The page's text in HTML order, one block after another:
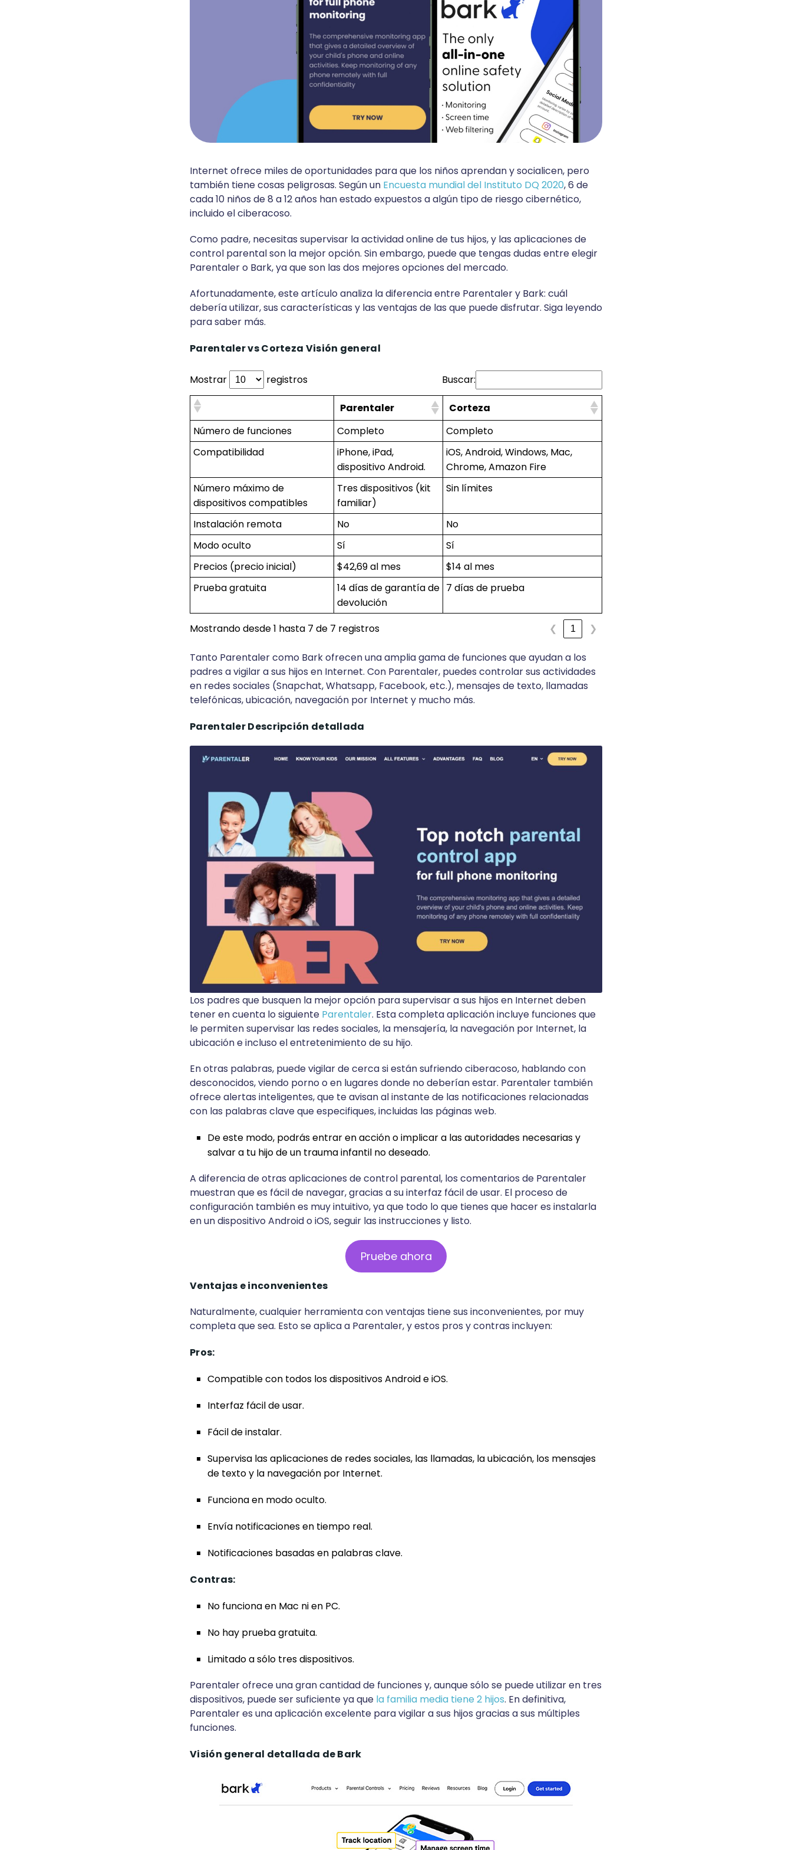
Internet ofrece miles de oportunidades para que los niños aprendan y socialicen, pero
también tiene cosas peligrosas. Según un Encuesta mundial del Instituto DQ 2020, 6 de
cada 10 niños de 8 a 12 años han estado expuestos a algún tipo de riesgo cibernético,
incluido el ciberacoso.
Como padre, necesitas supervisar la actividad online de tus hijos, y las aplicaciones de
control parental son la mejor opción. Sin embargo, puede que tengas dudas entre elegir
Parentaler o Bark, ya que son las dos mejores opciones del mercado.
Afortunadamente, este artículo analiza la diferencia entre Parentaler y Bark: cuál
debería utilizar, sus características y las ventajas de las que puede disfrutar. Siga leyendo
para saber más.
Parentaler vs Corteza Visión general
Mostrar registros Buscar:
Parentaler
Corteza
Número de funciones
Completo
Completo
Compatibilidad
iPhone, iPad,
dispositivo Android.
iOS, Android, Windows, Mac,
Chrome, Amazon Fire
Número máximo de
dispositivos compatibles
Tres dispositivos (kit
familiar)
Sin límites
Instalación remota No
No
Modo oculto
Sí
Sí
Precios (precio inicial)
$42,69 al mes
$14 al mes
Prueba gratuita
14 días de garantía de
devolución
7 días de prueba
Mostrando desde 1 hasta 7 de 7 registros ❮ 1 ❯
Tanto Parentaler como Bark ofrecen una amplia gama de funciones que ayudan a los
padres a vigilar a sus hijos en Internet. Con Parentaler, puedes controlar sus actividades
en redes sociales (Snapchat, Whatsapp, Facebook, etc.), mensajes de texto, llamadas
telefónicas, ubicación, navegación por Internet y mucho más.
Parentaler Descripción detallada
Los padres que busquen la mejor opción para supervisar a sus hijos en Internet deben
tener en cuenta lo siguiente Parentaler. Esta completa aplicación incluye funciones que
le permiten supervisar las redes sociales, la mensajería, la navegación por Internet, la
ubicación e incluso el entretenimiento de su hijo.
En otras palabras, puede vigilar de cerca si están sufriendo ciberacoso, hablando con
desconocidos, viendo porno o en lugares donde no deberían estar. Parentaler también
ofrece alertas inteligentes, que te avisan al instante de las notificaciones relacionadas
con las palabras clave que especifiques, incluidas las páginas web.
De este modo, podrás entrar en acción o implicar a las autoridades necesarias y
salvar a tu hijo de un trauma infantil no deseado.
A diferencia de otras aplicaciones de control parental, los comentarios de Parentaler
muestran que es fácil de navegar, gracias a su interfaz fácil de usar. El proceso de
configuración también es muy intuitivo, ya que todo lo que tienes que hacer es instalarla
en un dispositivo Android o iOS, seguir las instrucciones y listo.
Pruebe ahora
Ventajas e inconvenientes
Naturalmente, cualquier herramienta con ventajas tiene sus inconvenientes, por muy
completa que sea. Esto se aplica a Parentaler, y estos pros y contras incluyen:
Pros:
Compatible con todos los dispositivos Android e iOS.
Interfaz fácil de usar.
Fácil de instalar.
Supervisa las aplicaciones de redes sociales, las llamadas, la ubicación, los mensajes
de texto y la navegación por Internet.
Funciona en modo oculto.
Envía notificaciones en tiempo real.
Notificaciones basadas en palabras clave.
Contras:
No funciona en Mac ni en PC.
No hay prueba gratuita.
Limitado a sólo tres dispositivos.
Parentaler ofrece una gran cantidad de funciones y, aunque sólo se puede utilizar en tres
dispositivos, puede ser suficiente ya que la familia media tiene 2 hijos. En definitiva,
Parentaler es una aplicación excelente para vigilar a sus hijos gracias a sus múltiples
funciones.
Visión general detallada de Bark